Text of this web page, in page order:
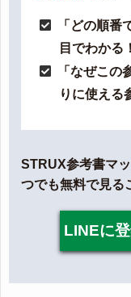
「どの順番
目でわかる！
「なぜこの
りに使える
STRUX参考書マ
つでも無料で見る
LINEに